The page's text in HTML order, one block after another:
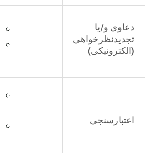
دعاوی و/یا
تجدیدنظرخواهی
(الکترونیکی)
اعتبارسنجی